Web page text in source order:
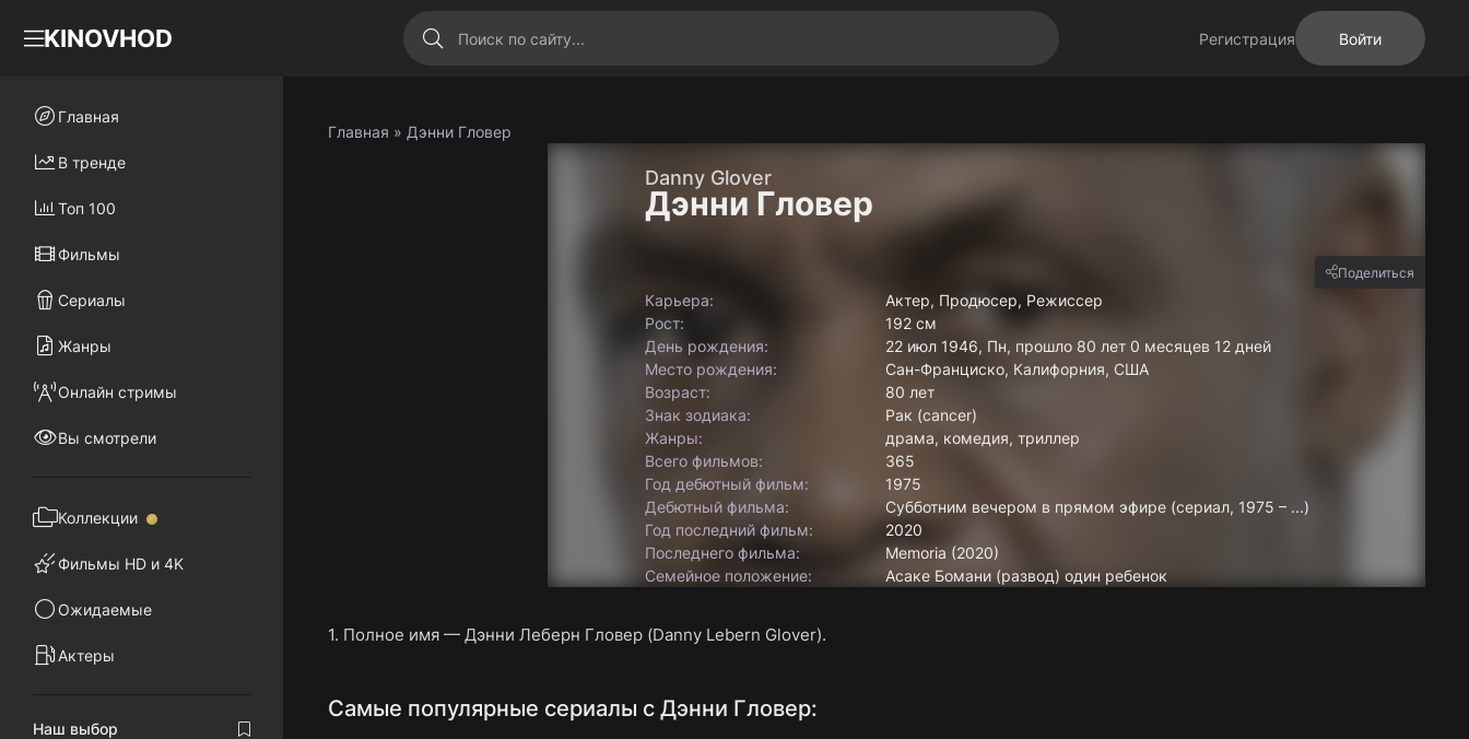
KINOVHOD Регистрация Войти
Главная » Дэнни Гловер
Danny Glover
Дэнни Гловер
Поделиться
Карьера:
Актер, Продюсер, Режиссер
Рост:
192 см
День рождения:
22 июл 1946, Пн, прошло 80 лет 0 месяцев 12 дней
Место рождения:
Сан-Франциско, Калифорния, США
Возраст:
80 лет
Знак зодиака:
Рак (cancer)
Жанры:
драма, комедия, триллер
Всего фильмов:
365
Год дебютный фильм:
1975
Дебютный фильма:
Субботним вечером в прямом эфире (сериал, 1975 – ...)
Год последний фильм:
2020
Последнего фильма:
Memoria (2020)
Семейное положение:
Асаке Бомани (развод) один ребенок
1. Полное имя — Дэнни Леберн Гловер (Danny Lebern Glover).
Самые популярные сериалы с Дэнни Гловер:
Главная
В тренде
Топ 100
Фильмы
Сериалы
Жанры
Онлайн стримы
Вы смотрели
Коллекции
Фильмы HD и 4K
Ожидаемые
Актеры
Наш выбор